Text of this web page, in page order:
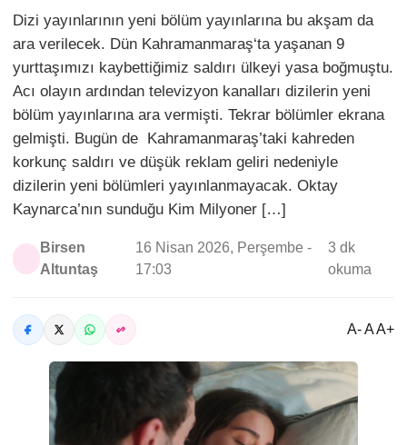
Dizi yayınlarının yeni bölüm yayınlarına bu akşam da
ara verilecek. Dün Kahramanmaraş‘ta yaşanan 9
yurttaşımızı kaybettiğimiz saldırı ülkeyi yasa boğmuştu.
Acı olayın ardından televizyon kanalları dizilerin yeni
bölüm yayınlarına ara vermişti. Tekrar bölümler ekrana
gelmişti. Bugün de Kahramanmaraş’taki kahreden
korkunç saldırı ve düşük reklam geliri nedeniyle
dizilerin yeni bölümleri yayınlanmayacak. Oktay
Kaynarca’nın sunduğu Kim Milyoner […]
Birsen
Altuntaş
16 Nisan 2026, Perşembe -
17:03
3 dk
okuma
A- A A+